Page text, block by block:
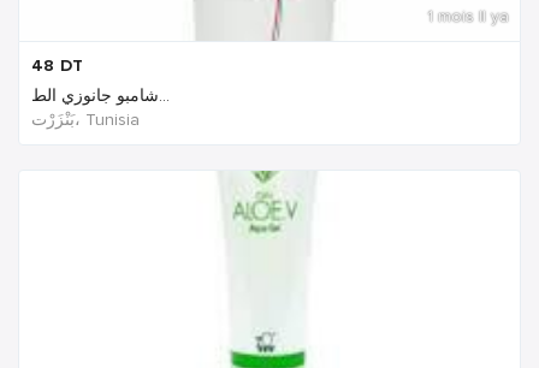
1 mois Il ya
48 DT
شامبو جانوزي الط...
بَنْزَرْت‎، Tunisia